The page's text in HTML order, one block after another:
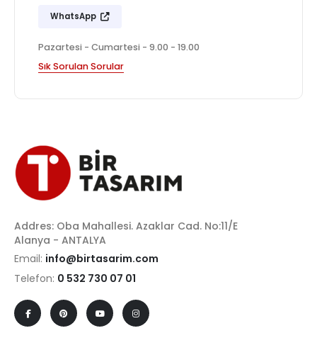
WhatsApp
Pazartesi - Cumartesi - 9.00 - 19.00
Sık Sorulan Sorular
Addres: Oba Mahallesi. Azaklar Cad. No:11/E
Alanya - ANTALYA
Email: info@birtasarim.com
Telefon: 0 532 730 07 01